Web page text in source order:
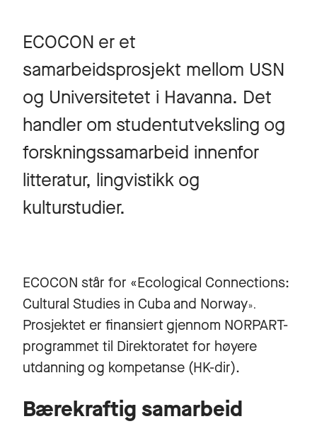
ECOCON er et
samarbeidsprosjekt mellom USN
og Universitetet i Havanna. Det
handler om studentutveksling og
forskningssamarbeid innenfor
litteratur, lingvistikk og
kulturstudier.
ECOCON står for «Ecological Connections:
Cultural Studies in Cuba and Norway».
Prosjektet er finansiert gjennom NORPART-
programmet til Direktoratet for høyere
utdanning og kompetanse (HK-dir).
Bærekraftig samarbeid